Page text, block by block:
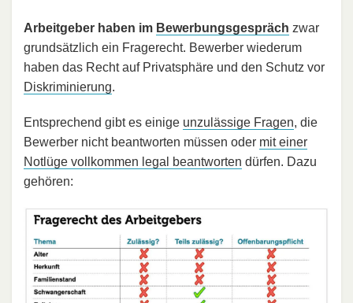
Arbeitgeber haben im Bewerbungsgespräch zwar
grundsätzlich ein Fragerecht. Bewerber wiederum
haben das Recht auf Privatsphäre und den Schutz vor
Diskriminierung.
Entsprechend gibt es einige unzulässige Fragen, die
Bewerber nicht beantworten müssen oder mit einer
Notlüge vollkommen legal beantworten dürfen. Dazu
gehören: